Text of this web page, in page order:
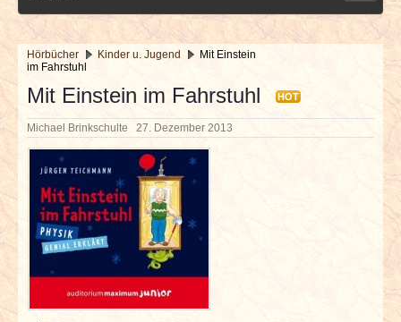
NEUESTE ARTIKEL
NEWS & DATES
BERICHTE
VERLOSUNGEN
INTERVIEWS
SPECIALS
Hörbücher Kinder u. Jugend
Mit Einstein
im Fahrstuhl
Mit Einstein im Fahrstuhl HOT
Michael Brinkschulte 27. Dezember 2013